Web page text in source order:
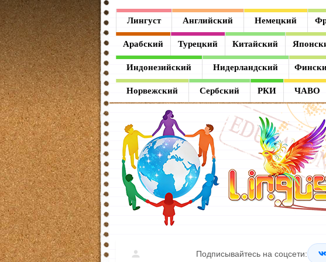
Лингуст Английский Немецкий
Арабский Турецкий Китайский
Индонезийский Нидерландский
Норвежский Сербский РКИ ЧАВО
Подписывайтесь на соцсети:
Лингуст
Английский
Немецкий
Французский
Испанский
Итальянский
Латинский
Греческий
Арабский
Турецкий
Китайский